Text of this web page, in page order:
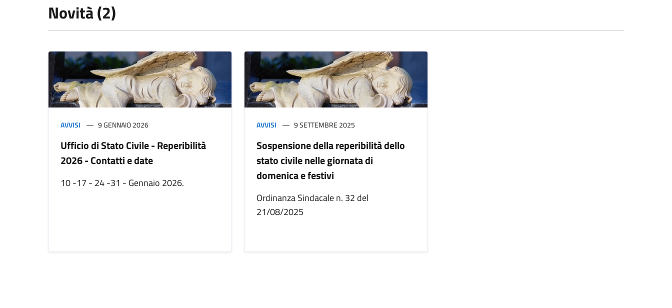
Novità (2)
AVVISI 9 GENNAIO 2026
Ufficio di Stato Civile - Reperibilità
2026 - Contatti e date
10 -17 - 24 -31 - Gennaio 2026.
AVVISI 9 SETTEMBRE 2025
Sospensione della reperibilità dello
stato civile nelle giornata di
domenica e festivi
Ordinanza Sindacale n. 32 del
21/08/2025